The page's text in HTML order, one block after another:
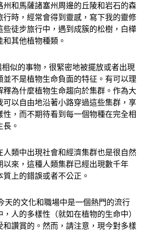
州和馬薩諸塞州周邊的丘陵和岩石的森
行時，經常會得到靈感，寫下我的靈修
些徒步旅行中，遇到成簇的松樹，白樺
其他植物種類。
相似的事物，很緊密地被擺放或者出現
並不是植物生命負面的特征。有可以理
釋為什麼植物生命趨向於集群。作為大
可以自由地沿著小路穿過這些集群，享
性，而不期待看到每一個物種在完全相
。
人類中出現社會和經濟集群也是很自然
以來，這種人類集群已經出現數千年
上的錯誤或者不公正。
天的文化和職場中是一個熱門的流行
人的多樣性（就如在植物的生命中）
和讚賞的。然而，請注意，現今對多樣